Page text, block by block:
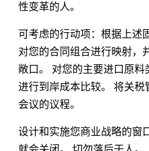
性变革的人。
可考虑的行动项：根据上述
对您的合同组合进行映射，
敞口。 对您的主要进口原
进行到岸成本比较。 将关
会议的议程。
设计和实施您商业战略的窗